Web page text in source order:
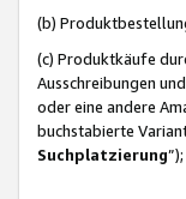
(b)
(c) Produktkäufe
Ausschreibungen
oder eine andere
buchstabierte
Suchplatzierung”);